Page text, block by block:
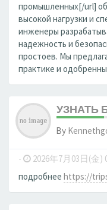
промышленных[/url]
высокой нагрузки и
инженеры
надежность и
простоев. Мы
практике и
УЗНАТЬ
By
- 2026年7月03日(金)
подробнее https://